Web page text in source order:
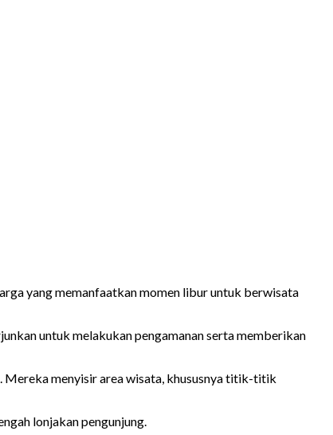
yang memanfaatkan momen libur untuk berwisata
untuk melakukan pengamanan serta memberikan
Mereka menyisir area wisata, khususnya titik-titik
lonjakan pengunjung.